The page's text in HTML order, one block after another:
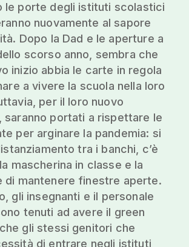
le porte degli istituti scolastici
nuovamente al sapore
Dopo la Dad e le aperture a
scorso anno, sembra che
inizio abbia le carte in regola
a vivere la scuola nella loro
per il loro nuovo
saranno portati a rispettare le
per arginare la pandemia: si
tra i banchi, c’è
mascherina in classe e la
di mantenere finestre aperte.
gli insegnanti e il personale
tenuti ad avere il green
gli stessi genitori che
di entrare negli istituti